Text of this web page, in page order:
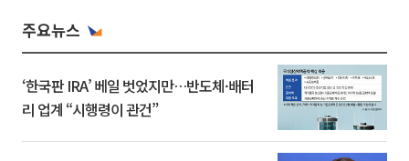
주요뉴스
‘한국판 IRA’ 베일 벗었지만…반도체·배터
리 업계 “시행령이 관건”